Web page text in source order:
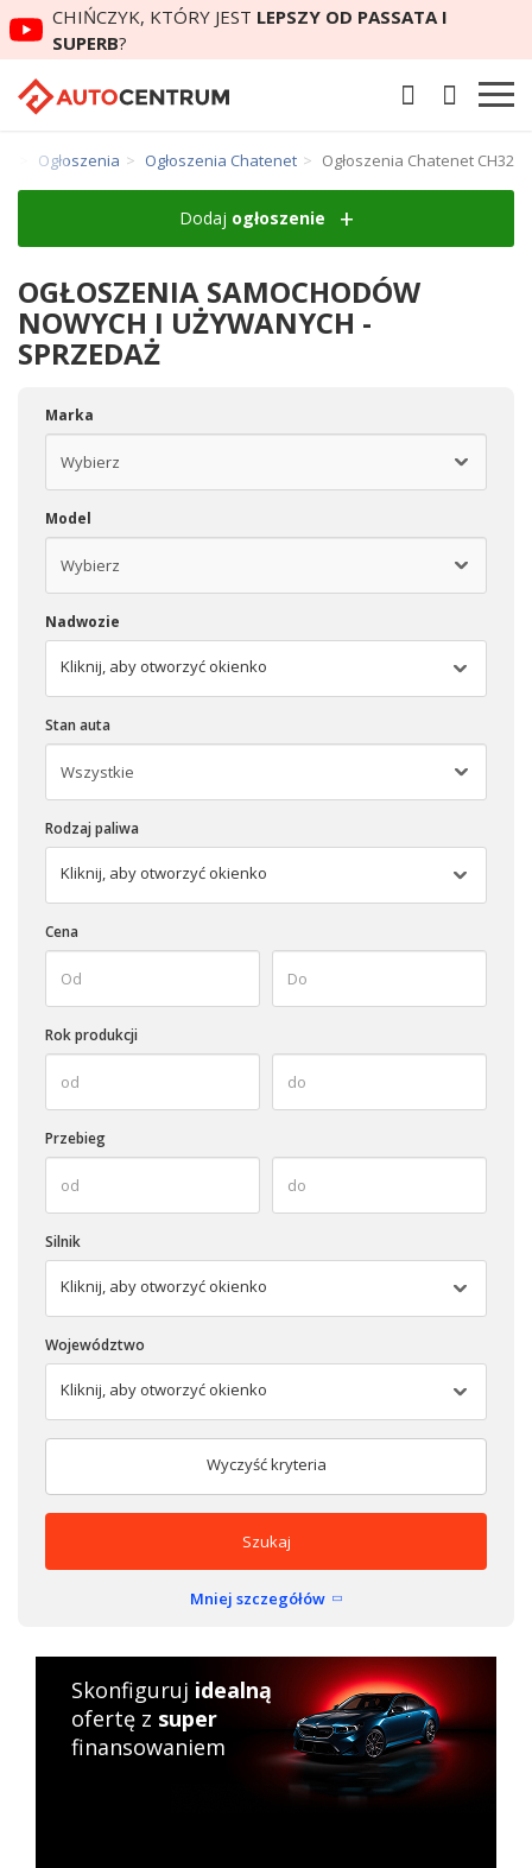
CHIŃCZYK, KTÓRY JEST LEPSZY OD PASSATA I
SUPERB?
Ogłoszenia Ogłoszenia Chatenet Ogłoszenia Chatenet CH32
Dodaj ogłoszenie
OGŁOSZENIA SAMOCHODÓW
NOWYCH I UŻYWANYCH -
SPRZEDAŻ
Marka
Model
Nadwozie
Kliknij, aby otworzyć okienko
Stan auta
Rodzaj paliwa
Kliknij, aby otworzyć okienko
Cena
Rok produkcji
Przebieg
Silnik
Kliknij, aby otworzyć okienko
Województwo
Kliknij, aby otworzyć okienko
Wyczyść kryteria
Mniej szczegółów
Szukaj
Skonfiguruj idealną
ofertę z super
finansowaniem